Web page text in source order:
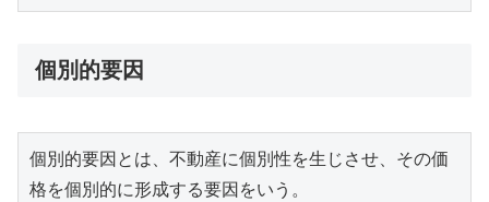
個別的要因
個別的要因とは、不動産に個別性を生じさせ、その価
格を個別的に形成する要因をいう。